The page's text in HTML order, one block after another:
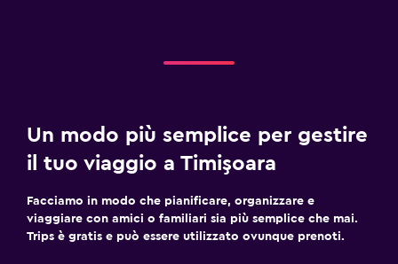
Un modo più semplice per gestire
il tuo viaggio a Timişoara
Facciamo in modo che pianificare, organizzare e
viaggiare con amici o familiari sia più semplice che mai.
Trips è gratis e può essere utilizzato ovunque prenoti.